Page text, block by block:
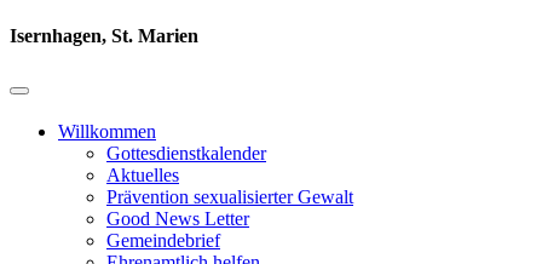
Isernhagen, St. Marien
Willkommen
Gottesdienstkalender
Aktuelles
Prävention sexualisierter Gewalt
Good News Letter
Gemeindebrief